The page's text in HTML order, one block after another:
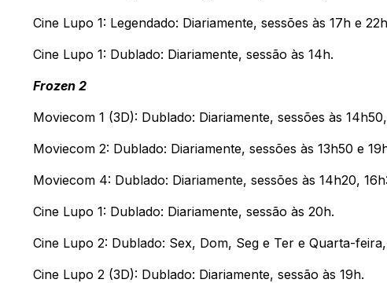
Cine Lupo 1: Legendado: Diariamente, sessões às 17h e
Cine Lupo 1: Dublado: Diariamente, sessão às 14h.
Frozen 2
Moviecom 1 (3D): Dublado: Diariamente, sessões às
Moviecom 2: Dublado: Diariamente, sessões às 13h50 e
Moviecom 4: Dublado: Diariamente, sessões às 14h20,
Cine Lupo 1: Dublado: Diariamente, sessão às 20h.
Cine Lupo 2: Dublado: Sex, Dom, Seg e Ter e Quarta-
Cine Lupo 2 (3D): Dublado: Diariamente, sessão às 19h.